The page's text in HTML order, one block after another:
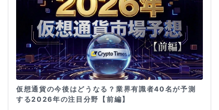
仮想通貨の今後はどうなる？業界有識者40名が予測
する2026年の注目分野【前編】